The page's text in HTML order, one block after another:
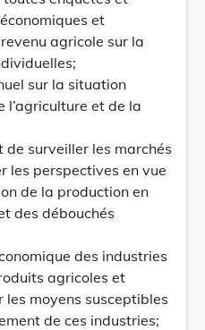
et
agricole sur la
sur la situation
l’agriculture et de la
de surveiller les marchés
les perspectives en vue
de la production en
des débouchés
des industries
agricoles et
moyens susceptibles
de ces industries;